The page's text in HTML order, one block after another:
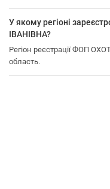
У якому регіоні
ІВАНІВНА?
Регіон реєстрації ФОП
область.